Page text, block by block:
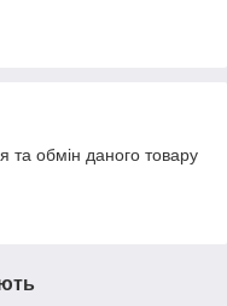
обмін даного товару